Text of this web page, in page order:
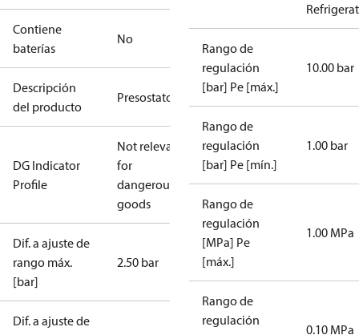
Contiene
baterías
No
Descripción
del producto
Presostato
DG Indicator
Profile
Not relevant
for
dangerous
goods
Dif. a ajuste de
rango máx.
[bar]
2.50 bar
Dif. a ajuste de
Rango de
regulación
[bar] Pe [máx.]
10.00 bar
Rango de
regulación
[bar] Pe [mín.]
1.00 bar
Rango de
regulación
[MPa] Pe
[máx.]
1.00 MPa
Rango de
regulación
0.10 MPa